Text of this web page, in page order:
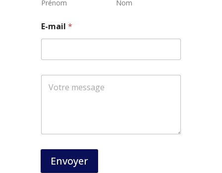
Prénom Nom
N
o
E-mail*
Envoyer